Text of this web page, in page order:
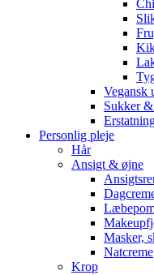
Vegansk
Sukker
Personlig pleje
Hår
Ansigt & øjne
Masker,
Natcreme
Krop